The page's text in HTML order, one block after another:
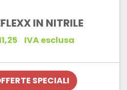
IN NITRILE
Il
era:
€12,50.
Il
è:
€11,25.
IVA esclusa
SPECIALI